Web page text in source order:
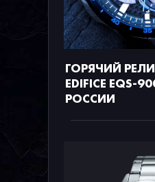
ГОРЯЧИЙ
EDIFICE EQS-
РОССИИ